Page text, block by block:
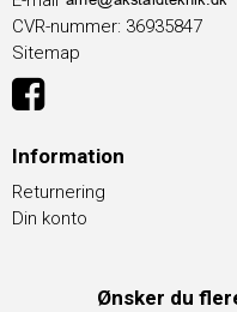
CVR-nummer: 36935847
Sitemap
Information
Returnering
Din konto
Ønsker du